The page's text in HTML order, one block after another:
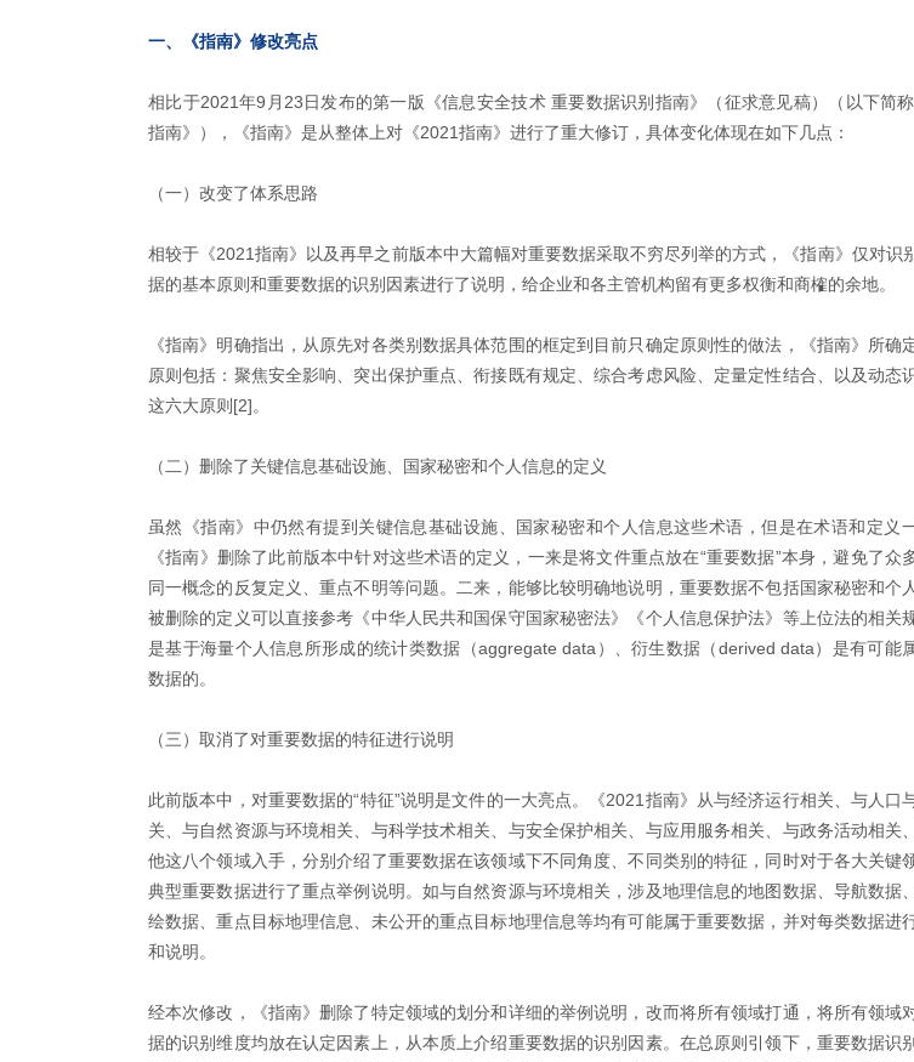
一、《指南》修改亮点
相比于2021年9月23日发布的第一版《信息安全技术 重要数据识别指南》（征求意见稿）（以下简
指南》），《指南》是从整体上对《2021指南》进行了重大修订，具体变化体现在如下几点：
（一）改变了体系思路
相较于《2021指南》以及再早之前版本中大篇幅对重要数据采取不穷尽列举的方式，《指南》仅对识
据的基本原则和重要数据的识别因素进行了说明，给企业和各主管机构留有更多权衡和商榷的余地。
《指南》明确指出，从原先对各类别数据具体范围的框定到目前只确定原则性的做法，《指南》所确
原则包括：聚焦安全影响、突出保护重点、衔接既有规定、综合考虑风险、定量定性结合、以及动态
这六大原则[2]。
（二）删除了关键信息基础设施、国家秘密和个人信息的定义
虽然《指南》中仍然有提到关键信息基础设施、国家秘密和个人信息这些术语，但是在术语和定义
《指南》删除了此前版本中针对这些术语的定义，一来是将文件重点放在“重要数据”本身，避免了众
同一概念的反复定义、重点不明等问题。二来，能够比较明确地说明，重要数据不包括国家秘密和个
被删除的定义可以直接参考《中华人民共和国保守国家秘密法》《个人信息保护法》等上位法的相关
是基于海量个人信息所形成的统计类数据（aggregate data）、衍生数据（derived data）是有可能
数据的。
（三）取消了对重要数据的特征进行说明
此前版本中，对重要数据的“特征”说明是文件的一大亮点。《2021指南》从与经济运行相关、与人口
关、与自然资源与环境相关、与科学技术相关、与安全保护相关、与应用服务相关、与政务活动相关
他这八个领域入手，分别介绍了重要数据在该领域下不同角度、不同类别的特征，同时对于各大关键
典型重要数据进行了重点举例说明。如与自然资源与环境相关，涉及地理信息的地图数据、导航数据
绘数据、重点目标地理信息、未公开的重点目标地理信息等均有可能属于重要数据，并对每类数据进
和说明。
经本次修改，《指南》删除了特定领域的划分和详细的举例说明，改而将所有领域打通，将所有领域
据的识别维度均放在认定因素上，从本质上介绍重要数据的识别因素。在总原则引领下，重要数据识